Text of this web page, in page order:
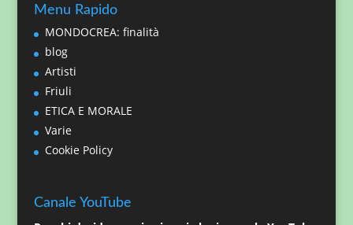
Menu Rapido
MONDOCREA: finalità
blog
Artisti
Friuli
ETICA E MORALE
Varie
Cookie Policy
Canale YouTube